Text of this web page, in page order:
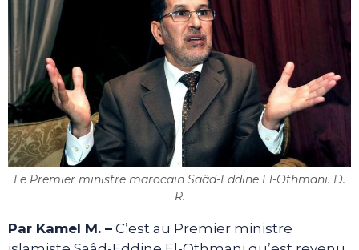
Le Premier ministre marocain Saâd-Eddine El-Othmani. D.
R.
Par Kamel M. – C’est au Premier ministre